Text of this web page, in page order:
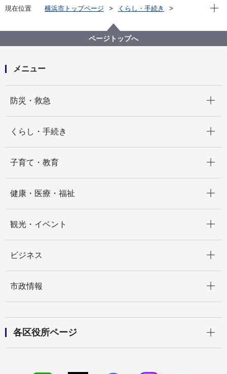
現在位置 横浜市トップページ
くらし・手続き
届出・証明（戸籍・住民票など）
戸籍・住民票・印鑑登録・マイナンバーカード
戸籍・住民票・印鑑登録の届出
現在
ページトップへ
メニュー
防災・救急
くらし・手続き
子育て・教育
健康・医療・福祉
観光・イベント
ビジネス
市政情報
各区役所ページ